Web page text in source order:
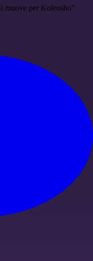
muove per Koleosho"